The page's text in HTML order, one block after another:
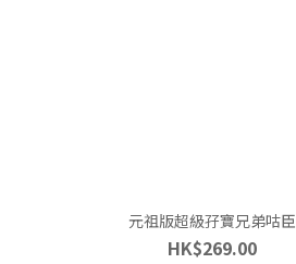
元祖版超級孖寶兄弟咕臣
HK$269.00